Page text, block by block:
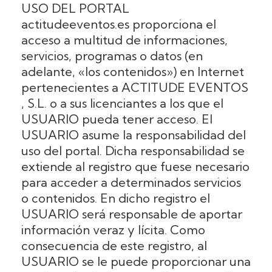
USO DEL PORTAL
actitudeeventos.es proporciona el
acceso a multitud de informaciones,
servicios, programas o datos (en
adelante, «los contenidos») en Internet
pertenecientes a ACTITUDE EVENTOS
, S.L. o a sus licenciantes a los que el
USUARIO pueda tener acceso. El
USUARIO asume la responsabilidad del
uso del portal. Dicha responsabilidad se
extiende al registro que fuese necesario
para acceder a determinados servicios
o contenidos. En dicho registro el
USUARIO será responsable de aportar
información veraz y lícita. Como
consecuencia de este registro, al
USUARIO se le puede proporcionar una